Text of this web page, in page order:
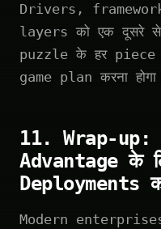
Drivers,
layers को एक दूसरे
puzzle के हर piece
game plan करना
11. Wrap-up:
Advantage के
Deployments
Modern